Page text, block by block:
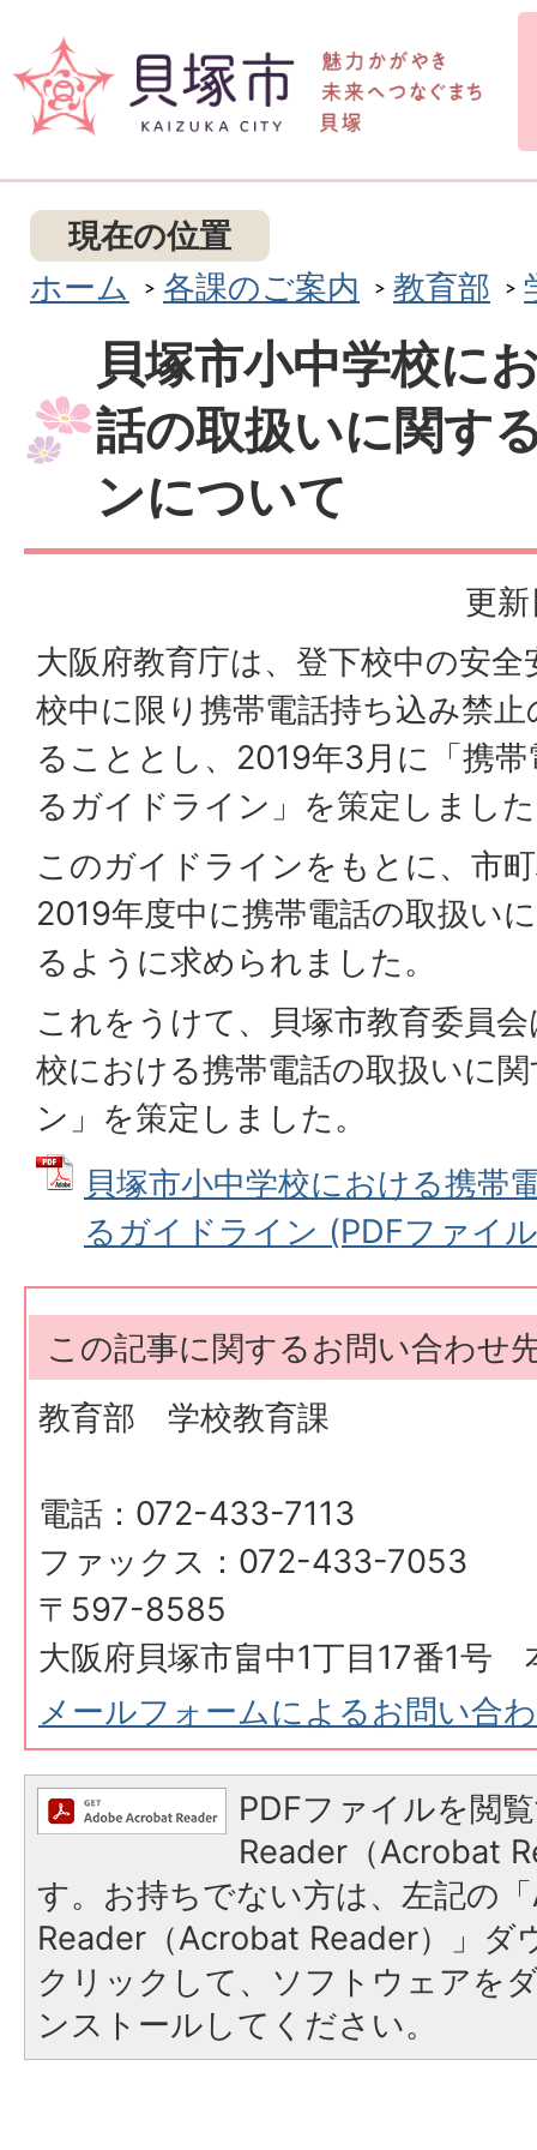
現在の位置
ホーム
各課のご案内 教育部
貝塚市小中学校に
話の取扱いに関す
ンについて
更
大阪府教育庁は、登下校中の安
校中に限り携帯電話持ち込み禁
ることとし、2019年3月に「携
るガイドライン」を策定しまし
このガイドラインをもとに、市
2019年度中に携帯電話の取扱い
るように求められました。
これをうけて、貝塚市教育委員
校における携帯電話の取扱いに
ン」を策定しました。
貝塚市小中学校における携帯
るガイドライン (PDFファイ
この記事に関するお問い合わせ
教育部 学校教育課
電話：072-433-7113
ファックス：072-433-7053
〒597-8585
大阪府貝塚市畠中1丁目17番1号
メールフォームによるお問い合
PDFファイルを閲
Reader（Acrobat
す。お持ちでない方は、左記の
Reader（Acrobat Reader）」ダ
クリックして、ソフトウェアを
ンストールしてください。